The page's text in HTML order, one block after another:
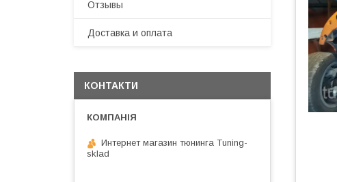
Отзывы
Доставка и оплата
КОНТАКТИ
Интернет магазин тюнинга Tuning-
sklad